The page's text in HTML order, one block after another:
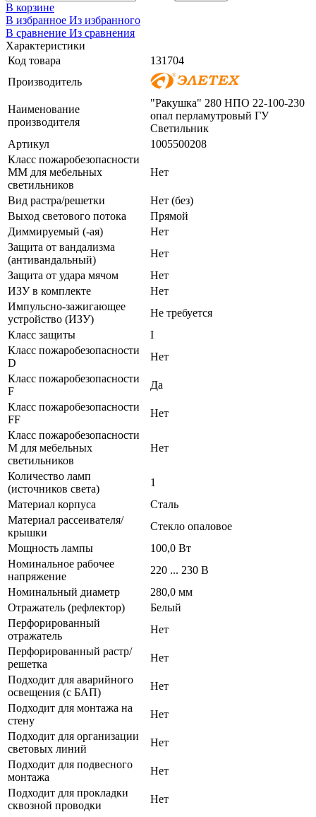
В корзине
В избранное Из избранного
В сравнение Из сравнения
Характеристики
Код товара
131704
Производитель
Наименование
производителя
"Ракушка" 280 НПО 22-100-230
опал перламутровый ГУ
Светильник
Артикул
1005500208
Класс пожаробезопасности
ММ для мебельных
светильников
Нет
Вид растра/решетки
Нет (без)
Выход светового потока
Прямой
Диммируемый (-ая)
Нет
Защита от вандализма
(антивандальный)
Нет
Защита от удара мячом
Нет
ИЗУ в комплекте
Нет
Импульсно-зажигающее
устройство (ИЗУ)
Не требуется
Класс защиты
I
Класс пожаробезопасности
D
Нет
Класс пожаробезопасности
F
Да
Класс пожаробезопасности
FF
Нет
Класс пожаробезопасности
М для мебельных
светильников
Нет
Количество ламп
(источников света)
1
Материал корпуса
Сталь
Материал рассеивателя/
крышки
Стекло опаловое
Мощность лампы
100,0 Вт
Номинальное рабочее
напряжение
220 ... 230 В
Номинальный диаметр
280,0 мм
Отражатель (рефлектор)
Белый
Перфорированный
отражатель
Нет
Перфорированный растр/
решетка
Нет
Подходит для аварийного
освещения (с БАП)
Нет
Подходит для монтажа на
стену
Нет
Подходит для организации
световых линий
Нет
Подходит для подвесного
монтажа
Нет
Подходит для прокладки
сквозной проводки
Нет